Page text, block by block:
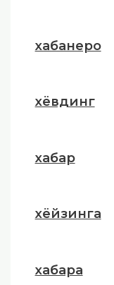
хабанеро
хёвдинг
хабар
хёйзинга
хабара